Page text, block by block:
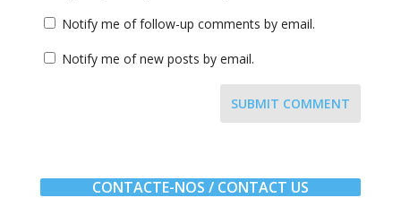
Notify me of follow-up comments by email.
Notify me of new posts by email.
SUBMIT COMMENT
CONTACTE-NOS / CONTACT US